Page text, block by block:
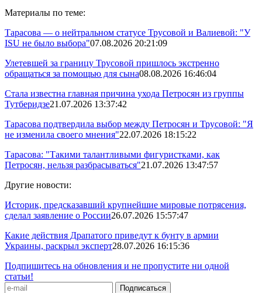
Материалы по теме:
Тарасова — о нейтральном статусе Трусовой и Валиевой: "У
ISU не было выбора"07.08.2026 20:21:09
Улетевшей за границу Трусовой пришлось экстренно
обращаться за помощью для сына08.08.2026 16:46:04
Стала известна главная причина ухода Петросян из группы
Тутберидзе21.07.2026 13:37:42
Тарасова подтвердила выбор между Петросян и Трусовой: "Я
не изменила своего мнения"22.07.2026 18:15:22
Тарасова: "Такими талантливыми фигуристками, как
Петросян, нельзя разбрасываться"21.07.2026 13:47:57
Другие новости:
Историк, предсказавший крупнейшие мировые потрясения,
сделал заявление о России26.07.2026 15:57:47
Какие действия Драпатого приведут к бунту в армии
Украины, раскрыл эксперт28.07.2026 16:15:36
Подпишитесь на обновления и не пропустите ни одной
статьи!